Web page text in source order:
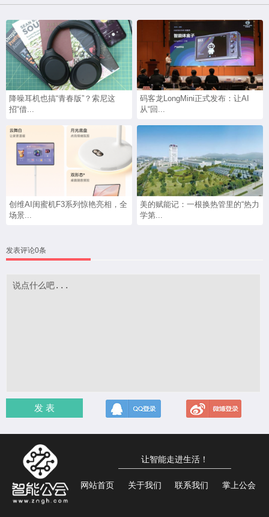
降噪耳机也搞“青春版”？索尼这
招“借...
码客龙LongMini正式发布：让AI
从“回...
创维AI闺蜜机F3系列惊艳亮相，全
场景...
美的赋能记：一根换热管里的“热力
学第...
发表评论0条
发 表
让智能走进生活！
网站首页 关于我们 联系我们 掌上公会